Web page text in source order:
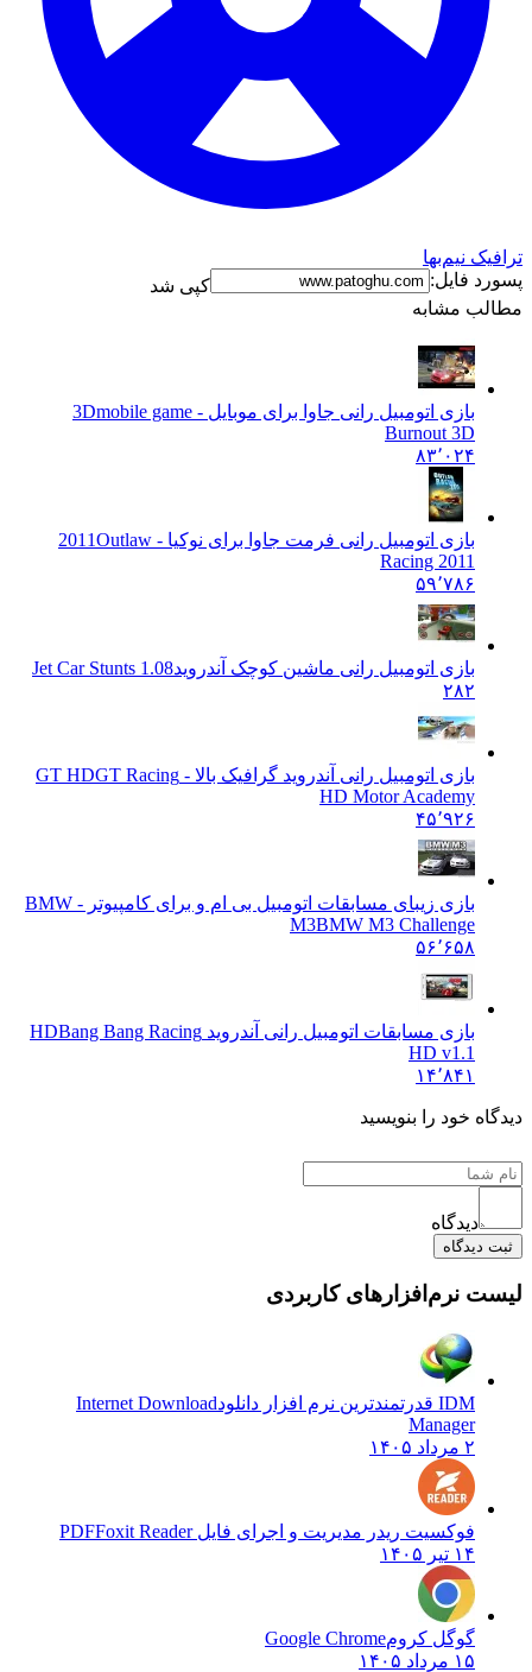
ترافیک نیم‌بها
پسورد فایل:
کپی شد
مطالب مشابه
بازی اتومبیل رانی جاوا برای موبایل - 3D mobile game
Burnout 3D
۸۳٬۰۲۴
بازی اتومبیل رانی فرمت جاوا برای نوکیا - 2011 Outlaw
Racing 2011
۵۹٬۷۸۶
بازی اتومبیل رانی ماشین کوچک آندرویدJet Car Stunts 1.08
۲۸۲
بازی اتومبیل رانی آندروید گرافیک بالا - GT HD GT Racing
HD Motor Academy
۴۵٬۹۲۶
بازی زیبای مسابقات اتومبیل بی ام و برای کامپیوتر - BMW
M3BMW M3 Challenge
۵۶٬۶۵۸
بازی مسابقات اتومبیل رانی آندروید HD Bang Bang Racing
HD v1.1
۱۴٬۸۴۱
دیدگاه خود را بنویسید
دیدگاه
ثبت دیدگاه
لیست نرم‌افزارهای کاربردی
IDM قدرتمندترین نرم افزار دانلود
Internet Download
Manager
۲ مرداد ۱۴۰۵
فوکسیت ریدر مدیریت و اجرای فایل PDFFoxit Reader
۱۴ تیر ۱۴۰۵
گوگل کرومGoogle Chrome
۱۵ مرداد ۱۴۰۵